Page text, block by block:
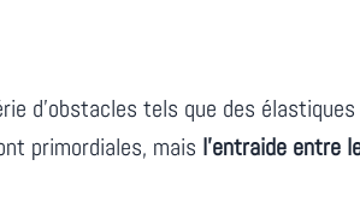
d’obstacles tels que des
primordiales, mais l’entraide entre